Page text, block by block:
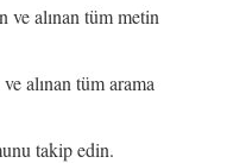
ve alınan tüm metin
alınan tüm arama
takip edin.